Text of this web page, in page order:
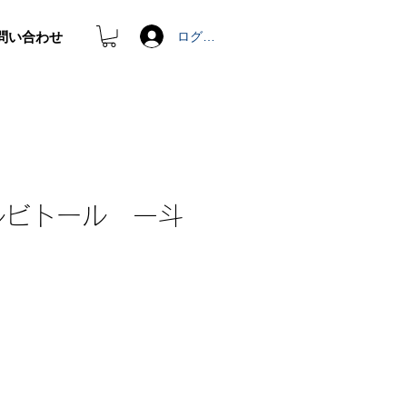
い合わせ ログイン
ビトール 一斗